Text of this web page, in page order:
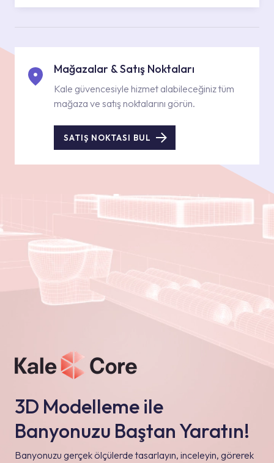
Mağazalar & Satış Noktaları
Kale güvencesiyle hizmet alabileceğiniz tüm
mağaza ve satış noktalarını görün.
SATIŞ NOKTASI BUL
3D Modelleme ile
Banyonuzu Baştan Yaratın!
Banyonuzu gerçek ölçülerde tasarlayın, inceleyin, görerek